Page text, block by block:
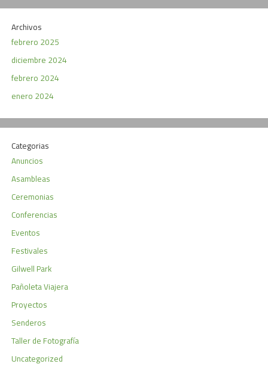
Archivos
febrero 2025
diciembre 2024
febrero 2024
enero 2024
Categorias
Anuncios
Asambleas
Ceremonias
Conferencias
Eventos
Festivales
Gilwell Park
Pañoleta Viajera
Proyectos
Senderos
Taller de Fotografía
Uncategorized